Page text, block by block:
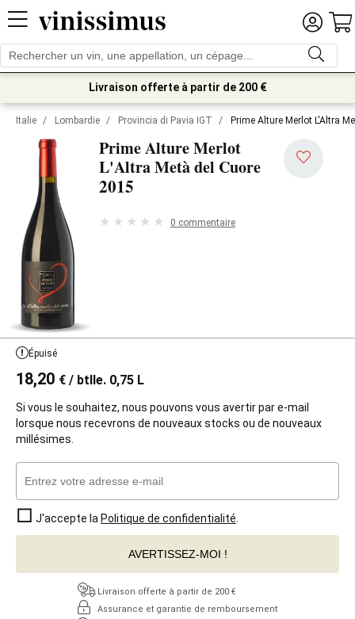
Livraison offerte à partir de 200 €
Italie / Lombardie / Provincia di Pavia IGT / Prime Alture Merlot L'Altra
Prime Alture Merlot
L'Altra Metà del Cuore
2015
0 commentaire
Épuisé
18,20 € / btlle. 0,75 L
Si vous le souhaitez, nous pouvons vous avertir par e-mail
lorsque nous recevrons de nouveaux stocks ou de nouveaux
millésimes.
J'accepte la Politique de confidentialité
AVERTISSEZ-MOI !
Livraison offerte à partir de 200 €
Assurance et garantie de remboursement